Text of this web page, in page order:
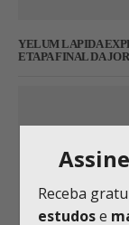
YELUM LAPIDA
ETAPA FINAL DA